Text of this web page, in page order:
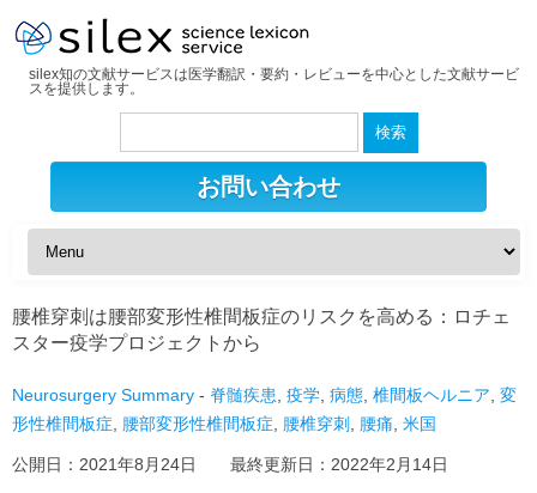
silex知の文献サービスは医学翻訳・要約・レビューを中心とした文献サービ
スを提供します。
検
お問い合わせ
腰椎穿刺は腰部変形性椎間板症のリスクを高める：ロチェ
スター疫学プロジェクトから
Neurosurgery Summary - 脊髄疾患 疫学 病態 椎間板ヘルニア 変
形性椎間板症
腰部変形性椎間板症 腰椎穿刺 腰痛 米国
公開日： 2021年8月24日 最終更新日： 2022年2月14日